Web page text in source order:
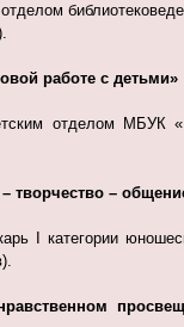
работе с детьми»
отделом
творчество –
I категории